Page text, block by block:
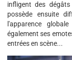
infligent des
possède ensuite
l'apparence
également ses
entrées en scène...